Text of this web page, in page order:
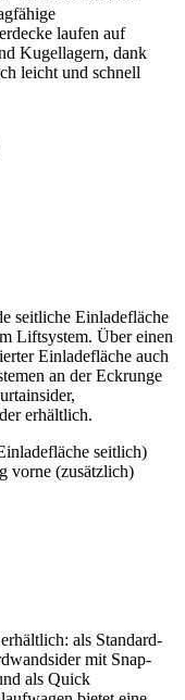
laufen auf
Kugellagern, dank
leicht und schnell
seitliche Einladefläche
Liftsystem. Über einen
Einladefläche auch
an der Eckrunge
erhältlich.
seitlich)
vorne (zusätzlich)
als Standard-
mit Snap-
als Quick